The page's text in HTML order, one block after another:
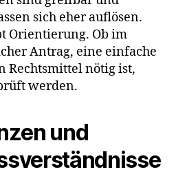
sich eher auflösen.
Orientierung. Ob im
Antrag, eine einfache
Rechtsmittel nötig ist,
werden.
und